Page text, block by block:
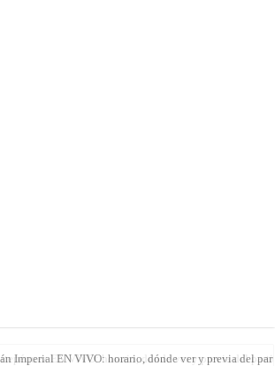
EN VIVO: horario, dónde ver y previa del